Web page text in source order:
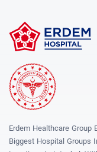
Erdem Healthcare Group
Biggest Hospital Groups